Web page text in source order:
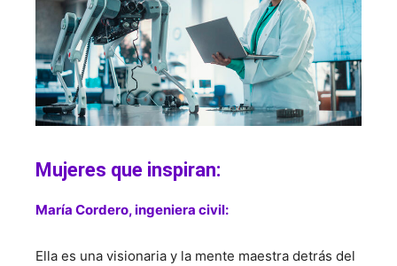
Mujeres que inspiran:
María Cordero, ingeniera civil:
Ella es una visionaria y la mente maestra detrás del